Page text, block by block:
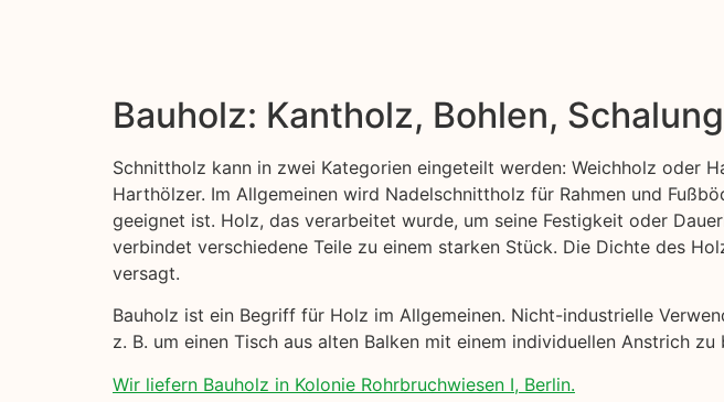
Bauholz: Kantholz, Bohlen,
Schnittholz kann in zwei Kategorien eingeteilt werden: Weichholz oder
Harthölzer. Im Allgemeinen wird Nadelschnittholz für Rahmen und
geeignet ist. Holz, das verarbeitet wurde, um seine Festigkeit oder
verbindet verschiedene Teile zu einem starken Stück. Die Dichte des
versagt.
Bauholz ist ein Begriff für Holz im Allgemeinen. Nicht-industrielle
z. B. um einen Tisch aus alten Balken mit einem individuellen Anstrich zu
Wir liefern Bauholz in Kolonie Rohrbruchwiesen I, Berlin.